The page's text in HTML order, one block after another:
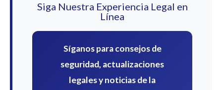
Siga Nuestra Experiencia Legal en
Línea
Síganos para consejos de
seguridad, actualizaciones
legales y noticias de la